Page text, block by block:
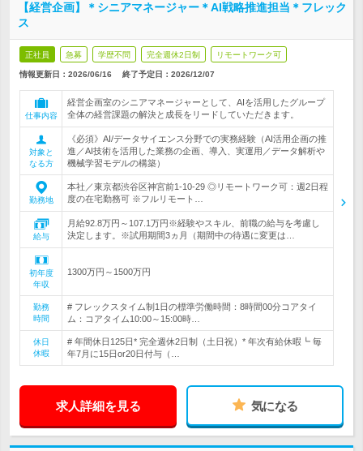
【経営企画】＊シニアマネージャー＊AI戦略推進担当＊フレック
ス
正社員 急募 学歴不問 完全週休2日制 リモートワーク可
情報更新日：2026/06/16 終了予定日： 2026/12/07
仕事内容
経営企画室のシニアマネージャーとして、AIを活用したグループ
全体の経営課題の解決と成長をリードしていただきます。
対象と
なる方
《必須》AI/データサイエンス分野での実務経験（AI活用企画の推
進／AI技術を活用した業務の企画、導入、実運用／データ解析や
機械学習モデルの構築）
勤務地
本社／東京都渋谷区神宮前1-10-29 ◎リモートワーク可：週2日程
度の在宅勤務可 ※フルリモート…
給与
月給92.8万円～107.1万円※経験やスキル、前職の給与を考慮し
決定します。※試用期間3ヵ月（期間中の待遇に変更は…
初年度
年収
1300万円～1500万円
勤務
時間
# フレックスタイム制1日の標準労働時間：8時間00分コアタイ
ム：コアタイム10:00～15:00時…
休日
休暇
# 年間休日125日* 完全週休2日制（土日祝）* 年次有給休暇┗ 毎
年7月に15日or20日付与（…
求人詳細を見る 気になる